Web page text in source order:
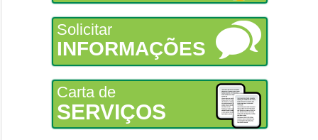
Solicitar
INFORMAÇÕES
Carta de
SERVIÇOS